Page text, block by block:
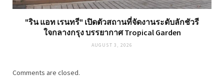
"ริน แอท เรนทรี" เปิดตัวสถานที่จัดงานระดับลักชัวรี
ใจกลางกรุง บรรยากาศ Tropical Garden
AUGUST 3, 2026
Comments are closed.